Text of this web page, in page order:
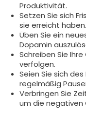
Produktivität.
Setzen Sie sich
sie erreicht haben.
Üben Sie ein
Dopamin
Schreiben Sie
verfolgen.
Seien Sie sich
regelmäßig
Verbringen Sie
um die negativen